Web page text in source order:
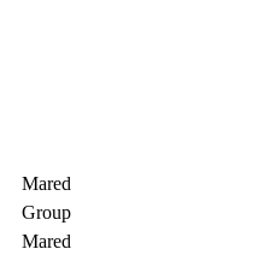
Mared
Group
Mared